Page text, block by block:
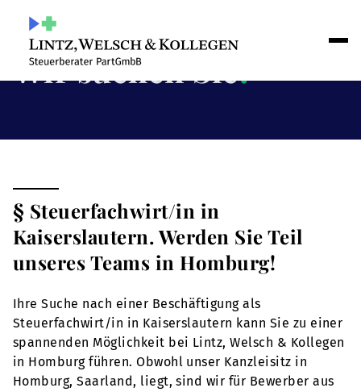
Wir suchen Sie!
§ Steuerfachwirt/in in
Kaiserslautern. Werden Sie Teil
unseres Teams in Homburg!
Ihre Suche nach einer Beschäftigung als
Steuerfachwirt/in in Kaiserslautern kann Sie zu einer
spannenden Möglichkeit bei Lintz, Welsch & Kollegen
in Homburg führen. Obwohl unser Kanzleisitz in
Homburg, Saarland, liegt, sind wir für Bewerber aus